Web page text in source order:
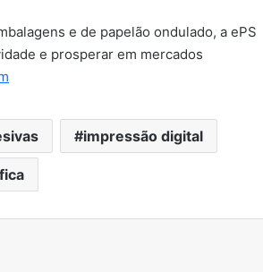
e de papelão ondulado, a ePS
e prosperar em mercados
impressão digital
Com foco em elevar a precisão no
controle de cores na impressão, X-
Divisão VS Labels fecha
participação na Flexo & Labels Expo
flexo